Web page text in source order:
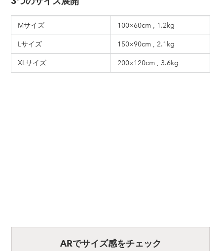
Mサイズ 100×60cm , 1.2kg
Lサイズ 150×90cm , 2.1kg
XLサイズ 200×120cm , 3.6kg
ARでサイズ感をチェック